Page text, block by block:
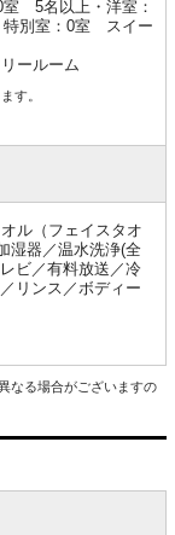
5名以上・洋室：
別室：0室 スイー
ールーム
す。
ル（フェイスタオ
湿器／温水洗浄(全
ビ／有料放送／冷
リンス／ボディー
なる場合がございますの